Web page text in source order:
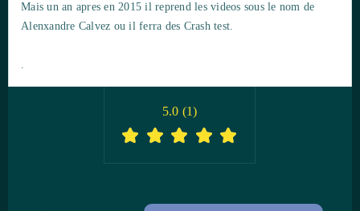
Mais un an apres en 2015 il reprend les videos sous le nom de
Alenxandre Calvez ou il ferra des Crash test.
.
5.0 (1)